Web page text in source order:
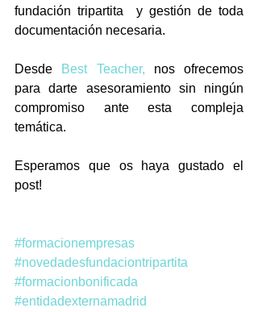
fundación tripartita  y gestión de toda
documentación necesaria.
Desde Best Teacher, nos ofrecemos
para darte asesoramiento sin ningún
compromiso ante esta compleja
temática.
Esperamos que os haya gustado el
post!
#formacionempresas
#novedadesfundaciontripartita
#formacionbonificada
#entidadexternamadrid